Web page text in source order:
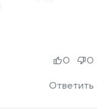
Ответить
0 0